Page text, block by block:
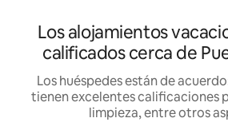
Los alojamientos
calificados cerca de
Los huéspedes están de
tienen excelentes calificaciones
limpieza, entre otros